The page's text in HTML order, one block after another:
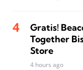
Gratis!
Together
Store
4 hours ago